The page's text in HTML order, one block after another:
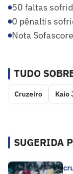
50 faltas
0 pênaltis
Nota
TUDO
Cruzeiro Kaio
SUGERIDA